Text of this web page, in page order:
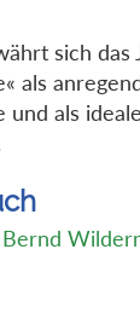
sich das
als
als
Bernd